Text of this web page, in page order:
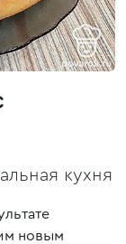
кухня
новым